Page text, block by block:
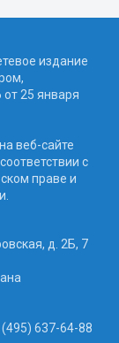
издание
25 января
веб-сайте
с
праве и
д. 2Б, 7
(495) 637-64-88